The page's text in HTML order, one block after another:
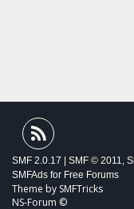
SMF 2.0.17 SMF © 2011,
SMFAds for Free Forums
Theme by SMFTricks
NS-Forum ©